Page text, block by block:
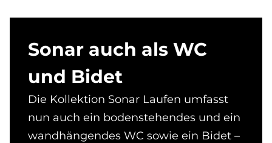
So­nar auch als WC
und Bi­det
Die Kollektion Sonar Laufen umfasst
nun auch ein bodenstehendes und ein
wandhängendes WC sowie ein Bidet –